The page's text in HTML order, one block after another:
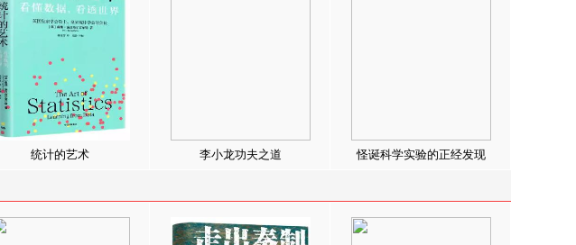
统计的艺术 李小龙功夫之道 怪诞科学实验的正经发现